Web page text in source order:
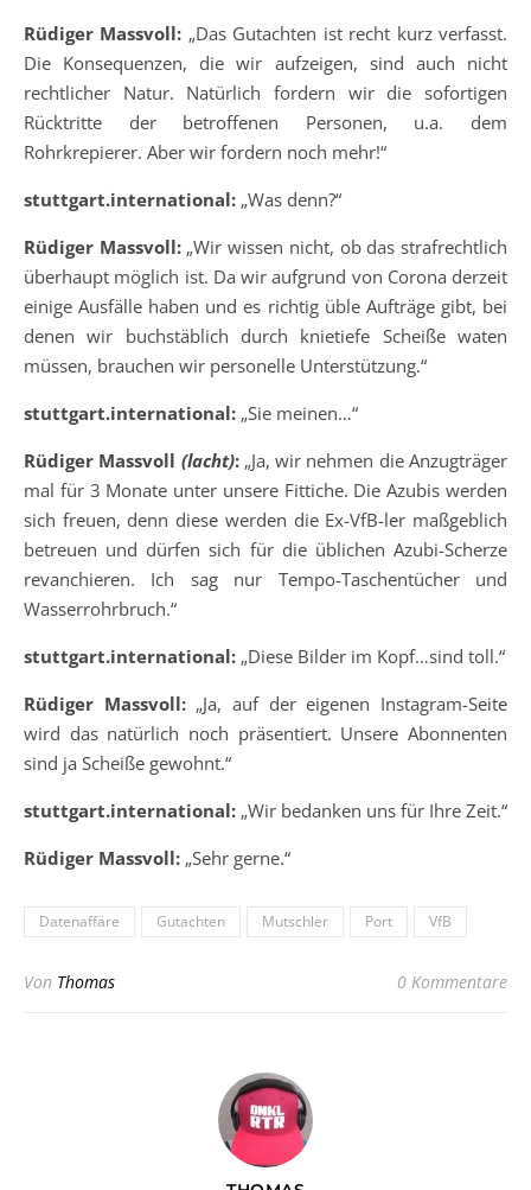
Rüdiger Massvoll: „Das Gutachten ist recht kurz verfasst.
Die Konsequenzen, die wir aufzeigen, sind auch nicht
rechtlicher Natur. Natürlich fordern wir die sofortigen
Rücktritte der betroffenen Personen, u.a. dem
Rohrkrepierer. Aber wir fordern noch mehr!“
stuttgart.international: „Was denn?“
Rüdiger Massvoll:„Wir wissen nicht, ob das strafrechtlich
überhaupt möglich ist. Da wir aufgrund von Corona derzeit
einige Ausfälle haben und es richtig üble Aufträge gibt, bei
denen wir buchstäblich durch knietiefe Scheiße waten
müssen, brauchen wir personelle Unterstützung.“
stuttgart.international: „Sie meinen…“
Rüdiger Massvoll (lacht):„Ja, wir nehmen die Anzugträger
mal für 3 Monate unter unsere Fittiche. Die Azubis werden
sich freuen, denn diese werden die Ex-VfB-ler maßgeblich
betreuen und dürfen sich für die üblichen Azubi-Scherze
revanchieren. Ich sag nur Tempo-Taschentücher und
Wasserrohrbruch.“
stuttgart.international: „Diese Bilder im Kopf…sind toll.“
Rüdiger Massvoll:„Ja, auf der eigenen Instagram-Seite
wird das natürlich noch präsentiert. Unsere Abonnenten
sind ja Scheiße gewohnt.“
stuttgart.international: „Wir bedanken uns für Ihre Zeit.“
Rüdiger Massvoll: „Sehr gerne.“
Datenaffäre Gutachten Mutschler Port VfB
Von Thomas 0 Kommentare